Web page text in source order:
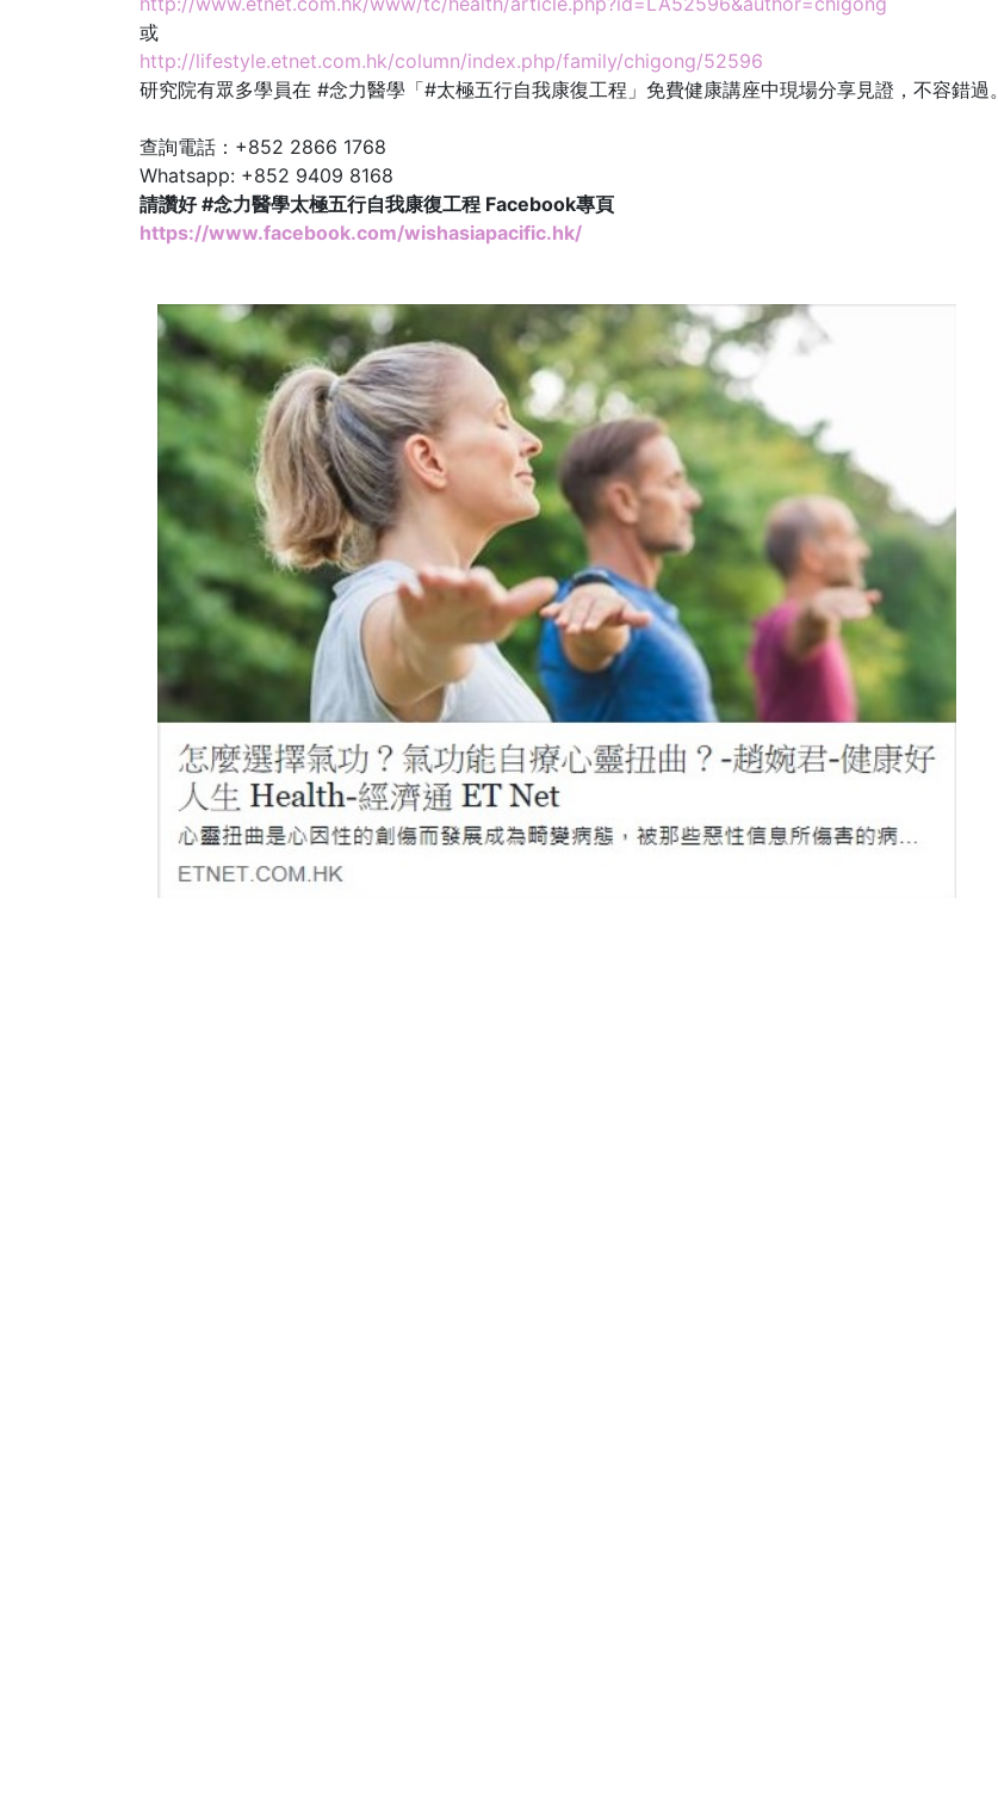
或
http://lifestyle.etnet.com.hk/column/index.php/family/chigong/52596
研究院有眾多學員在 #念力醫學「#太極五行自我康復工程」免費健康講座中現場分享見證，不容錯過。
查詢電話：+852 2866 1768
Whatsapp: +852 9409 8168
請讚好 #念力醫學太極五行自我康復工程 Facebook專頁
https://www.facebook.com/wishasiapacific.hk/